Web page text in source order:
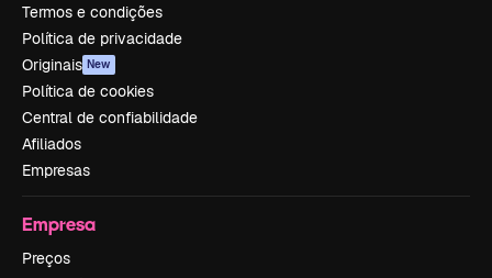
Termos e condições
Política de privacidade
Originais New
Política de cookies
Central de confiabilidade
Afiliados
Empresas
Empresa
Preços